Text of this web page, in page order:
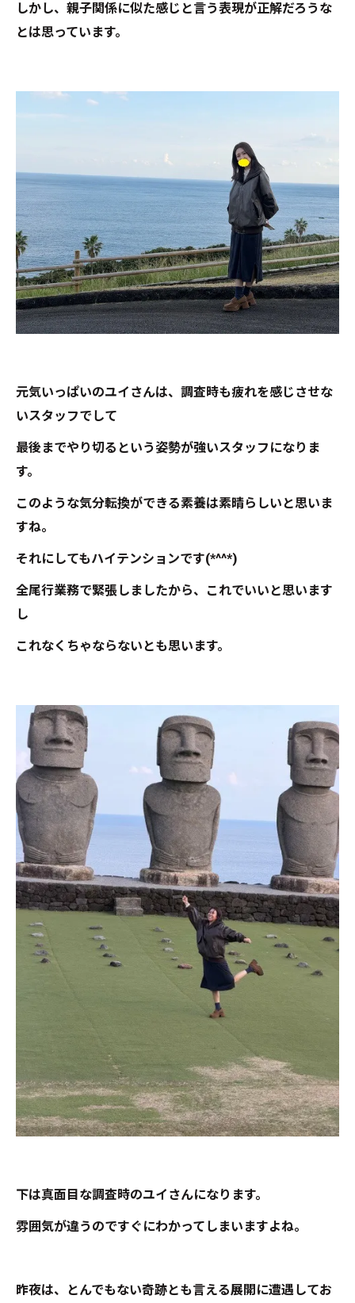
しかし、親子関係に似た感じと言う表現が正解だろうな
とは思っています。
元気いっぱいのユイさんは、調査時も疲れを感じさせな
いスタッフでして
最後までやり切るという姿勢が強いスタッフになりま
す。
このような気分転換ができる素養は素晴らしいと思いま
すね。
それにしてもハイテンションです(*^^*)
全尾行業務で緊張しましたから、これでいいと思います
し
これなくちゃならないとも思います。
下は真面目な調査時のユイさんになります。
雰囲気が違うのですぐにわかってしまいますよね。
昨夜は、とんでもない奇跡とも言える展開に遭遇してお